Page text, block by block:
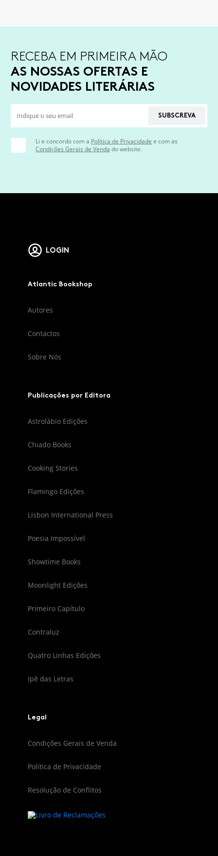
RECEBA EM PRIMEIRA MÃO
AS NOSSAS OFERTAS E
NOVIDADES LITERÁRIAS
SUBSCREVA
Li e concordo com a Política de Privacidade e com as
Condições Gerais de Venda do website.
LOGIN
Atlantic Bookshop
Autores
Contactos
Sobre Nós
Publicações por Editora
Astrolábio Edições
Chiado Books
Cooking Stories
Flamingo Edições
Lisbon International Press
Poesia Impossível
Showtime Books
Moonlight Edições
Primeiro Capítulo
Contraluz
Quatro Linhas Edições
Ipê das Letras
Legal
Condições Gerais de Venda
Política de Privacidade
Resolução de Conflitos